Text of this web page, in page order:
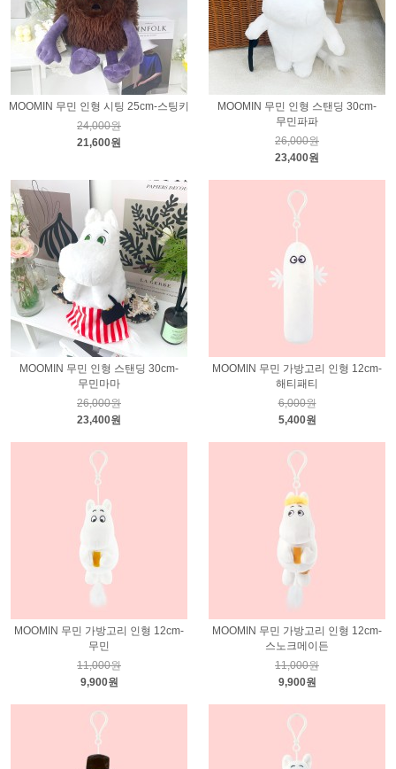
MOOMIN 무민 인형 시팅 25cm-스팅키
24,000원
21,600원
MOOMIN 무민 인형 스탠딩 30cm-
무민파파
26,000원
23,400원
MOOMIN 무민 인형 스탠딩 30cm-
무민마마
26,000원
23,400원
MOOMIN 무민 가방고리 인형 12cm-
해티패티
6,000원
5,400원
MOOMIN 무민 가방고리 인형 12cm-
무민
11,000원
9,900원
MOOMIN 무민 가방고리 인형 12cm-
스노크메이든
11,000원
9,900원